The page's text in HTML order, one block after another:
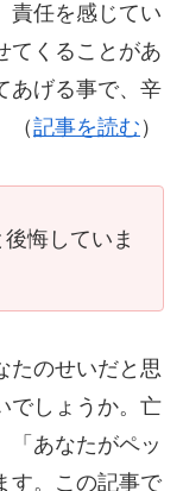
責任を感じてい
てくることがあ
あげる事で、辛
（記事を読む ）
悔していま
たのせいだと思
でしょうか。亡
「あなたがペッ
す。この記事で